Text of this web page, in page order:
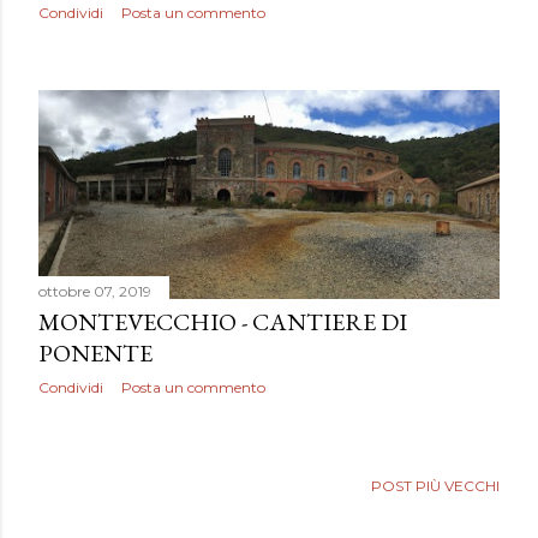
Condividi Posta un commento
ottobre 07, 2019
MONTEVECCHIO - CANTIERE DI
PONENTE
Condividi Posta un commento
POST PIÙ VECCHI